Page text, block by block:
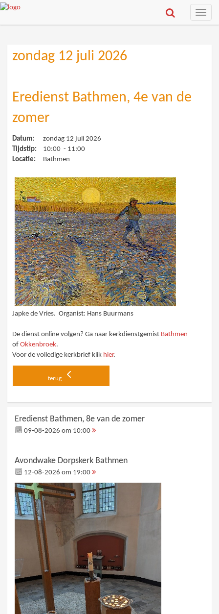
Toggle
zondag 12 juli 2026
Eredienst Bathmen, 4e van de
zomer
Datum:
zondag 12 juli 2026
Tijdstip:
10:00 - 11:00
Locatie:
Bathmen
Japke de Vries. Organist: Hans Buurmans
De dienst online volgen? Ga naar kerkdienstgemist Bathmen
ofOkkenbroek.
Voor de volledige kerkbrief klik hier.
terug
Eredienst Bathmen, 8e van de zomer
09-08-2026 om 10:00
Avondwake Dorpskerk Bathmen
12-08-2026 om 19:00